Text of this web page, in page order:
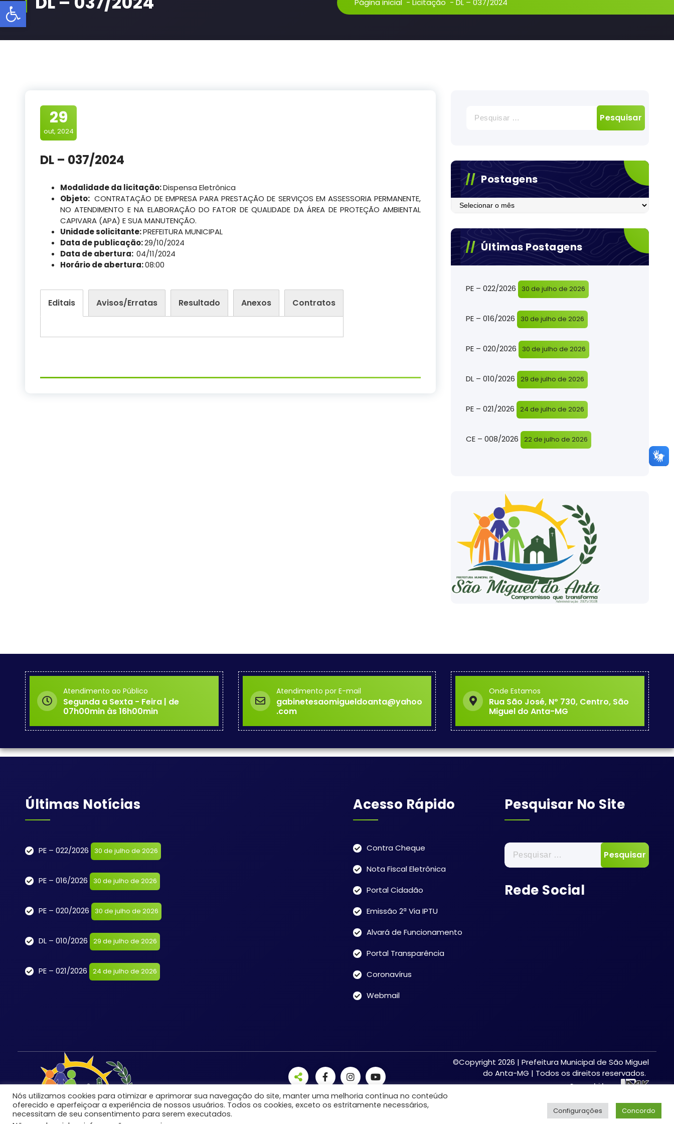
Barra de Ferramentas Aberta Página inicial - Licitação - DL – 037/2024
29
out, 2024
DL – 037/2024
Modalidade da licitação:Dispensa Eletrônica
Objeto: CONTRATAÇÃO DE EMPRESA PARA PRESTAÇÃO DE SERVIÇOS EM ASSESSORIA PERMANENTE,
NO ATENDIMENTO E NA ELABORAÇÃO DO FATOR DE QUALIDADE DA ÁREA DE PROTEÇÃO AMBIENTAL
CAPIVARA (APA) E SUA MANUTENÇÃO.
Unidade solicitante:PREFEITURA MUNICIPAL
Data de publicação:29/10/2024
Data de abertura: 04/11/2024
Horário de abertura:08:00
Editais Avisos/Erratas Resultado Anexos Contratos
por:
Postagens
Postagens
Últimas Postagens
PE – 022/2026 30 de julho de 2026
PE – 016/2026 30 de julho de 2026
PE – 020/2026 30 de julho de 2026
DL – 010/2026 29 de julho de 2026
PE – 021/2026 24 de julho de 2026
CE – 008/2026 22 de julho de 2026
Atendimento ao Público
Segunda a Sexta - Feira | de
07h00min às 16h00min
Atendimento por E-mail
gabinetesaomigueldoanta@yahoo
.com
Onde Estamos
Rua São José, Nº 730, Centro, São
Miguel do Anta-MG
Últimas Notícias
PE – 022/2026 30 de julho de 2026
PE – 016/2026 30 de julho de 2026
PE – 020/2026 30 de julho de 2026
DL – 010/2026 29 de julho de 2026
PE – 021/2026 24 de julho de 2026
Acesso Rápido
Contra Cheque
Nota Fiscal Eletrônica
Portal Cidadão
Emissão 2ª Via IPTU
Alvará de Funcionamento
Portal Transparência
Coronavírus
Webmail
Pesquisar No Site
Pesquisar
por:
Rede Social
©Copyright 2026 | Prefeitura Municipal de São Miguel
do Anta-MG | Todos os direitos reservados.
Desenvolvido por:
Nós utilizamos cookies para otimizar e aprimorar sua navegação do site, manter uma melhoria contínua no conteúdo
oferecido e aperfeiçoar a experiência de nossos usuários. Todos os cookies, exceto os estritamente necessários,
necessitam de seu consentimento para serem executados.
Configurações Concordo